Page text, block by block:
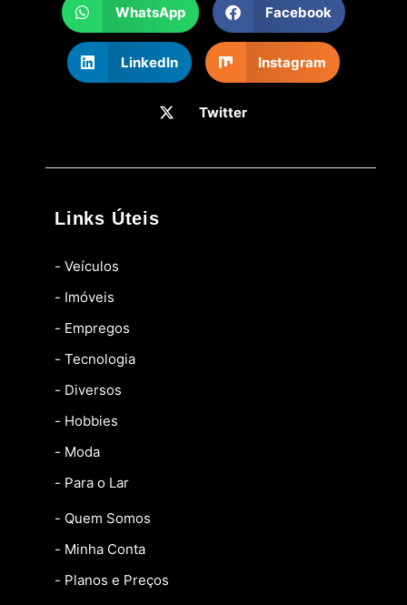
WhatsApp Facebook
LinkedIn Instagram
Twitter
Links Úteis
- Veículos
- Imóveis
- Empregos
- Tecnologia
- Diversos
- Hobbies
- Moda
- Para o Lar
- Quem Somos
- Minha Conta
- Planos e Preços